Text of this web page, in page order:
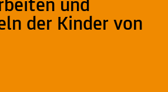
und
der Kinder von